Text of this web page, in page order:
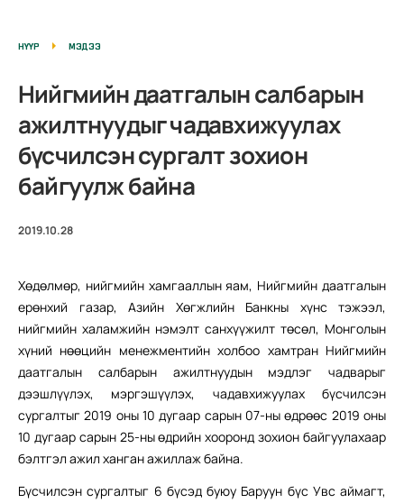
НҮҮР МЭДЭЭ
Нийгмийн даатгалын салбарын
ажилтнуудыг чадавхижуулах
бүсчилсэн сургалт зохион
байгуулж байна
2019.10.28
Хөдөлмөр, нийгмийн хамгааллын яам, Нийгмийн даатгалын
ерөнхий газар, Азийн Хөгжлийн Банкны хүнс тэжээл,
нийгмийн халамжийн нэмэлт санхүүжилт төсөл, Монголын
хүний нөөцийн менежментийн холбоо хамтран Нийгмийн
даатгалын салбарын ажилтнуудын мэдлэг чадварыг
дээшлүүлэх, мэргэшүүлэх, чадавхижуулах бүсчилсэн
сургалтыг 2019 оны 10 дугаар сарын 07-ны өдрөөс 2019 оны
10 дугаар сарын 25-ны өдрийн хооронд зохион байгуулахаар
бэлтгэл ажил ханган ажиллаж байна.
Бүсчилсэн сургалтыг 6 бүсэд буюу Баруун бүс Увс аймагт,